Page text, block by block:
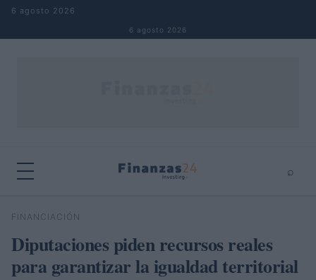
Saltar al contenido
6 agosto 2026
6 agosto 2026
⌕
Buscar
FINANCIACIÓN
Diputaciones piden recursos reales
para garantizar la igualdad territorial